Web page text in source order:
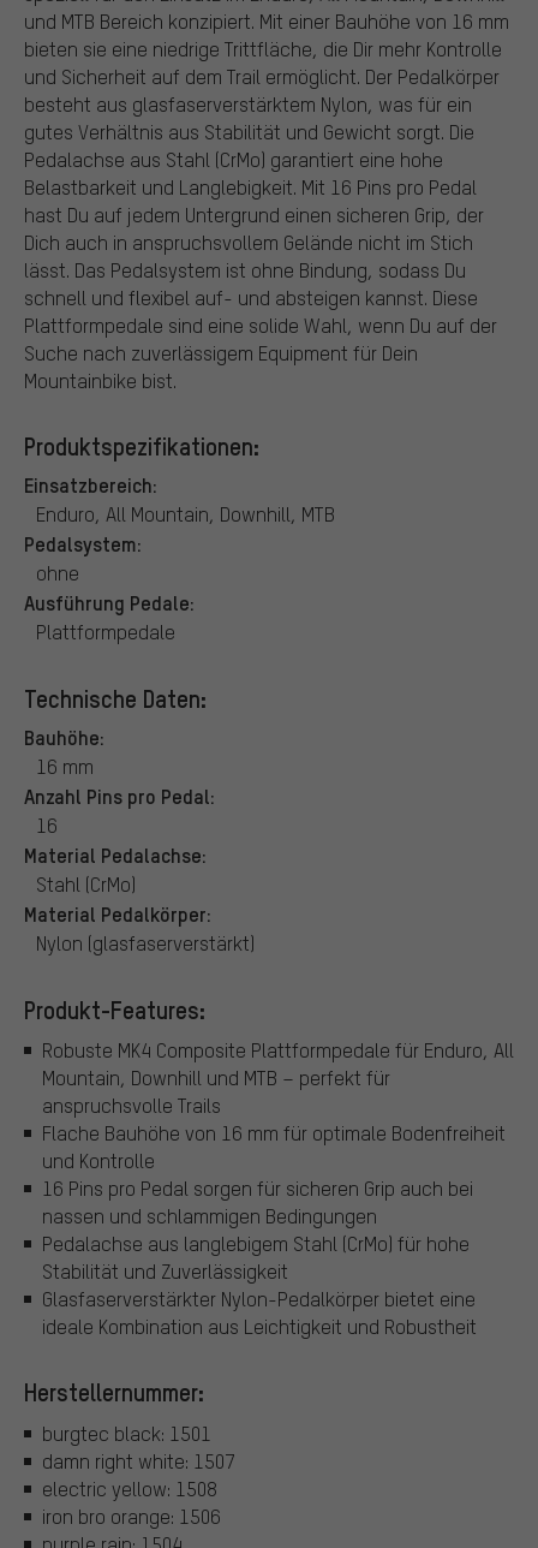
und MTB Bereich konzipiert. Mit einer Bauhöhe von 16 mm
bieten sie eine niedrige Trittfläche, die Dir mehr Kontrolle
und Sicherheit auf dem Trail ermöglicht. Der Pedalkörper
besteht aus glasfaserverstärktem Nylon, was für ein
gutes Verhältnis aus Stabilität und Gewicht sorgt. Die
Pedalachse aus Stahl (CrMo) garantiert eine hohe
Belastbarkeit und Langlebigkeit. Mit 16 Pins pro Pedal
hast Du auf jedem Untergrund einen sicheren Grip, der
Dich auch in anspruchsvollem Gelände nicht im Stich
lässt. Das Pedalsystem ist ohne Bindung, sodass Du
schnell und flexibel auf- und absteigen kannst. Diese
Plattformpedale sind eine solide Wahl, wenn Du auf der
Suche nach zuverlässigem Equipment für Dein
Mountainbike bist.
Produktspezifikationen:
Einsatzbereich:
Enduro, All Mountain, Downhill, MTB
Pedalsystem:
ohne
Ausführung Pedale:
Plattformpedale
Technische Daten:
Bauhöhe:
16 mm
Anzahl Pins pro Pedal:
16
Material Pedalachse:
Stahl (CrMo)
Material Pedalkörper:
Nylon (glasfaserverstärkt)
Produkt-Features:
Robuste MK4 Composite Plattformpedale für Enduro, All
Mountain, Downhill und MTB – perfekt für
anspruchsvolle Trails
Flache Bauhöhe von 16 mm für optimale Bodenfreiheit
und Kontrolle
16 Pins pro Pedal sorgen für sicheren Grip auch bei
nassen und schlammigen Bedingungen
Pedalachse aus langlebigem Stahl (CrMo) für hohe
Stabilität und Zuverlässigkeit
Glasfaserverstärkter Nylon-Pedalkörper bietet eine
ideale Kombination aus Leichtigkeit und Robustheit
Herstellernummer:
burgtec black: 1501
damn right white: 1507
electric yellow: 1508
iron bro orange: 1506